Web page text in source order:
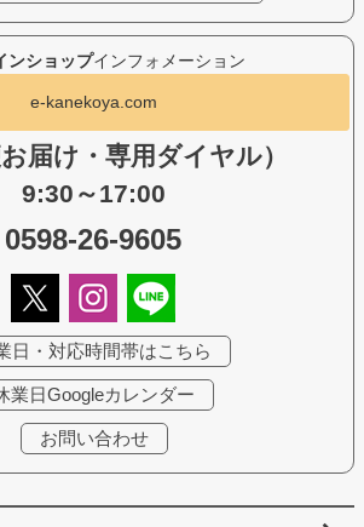
ンショップインフォメーション
e-kanekoya.com
お届け・専用ダイヤル）
9:30～17:00
0598-26-9605
日・対応時間帯はこちら
業日Googleカレンダー
お問い合わせ